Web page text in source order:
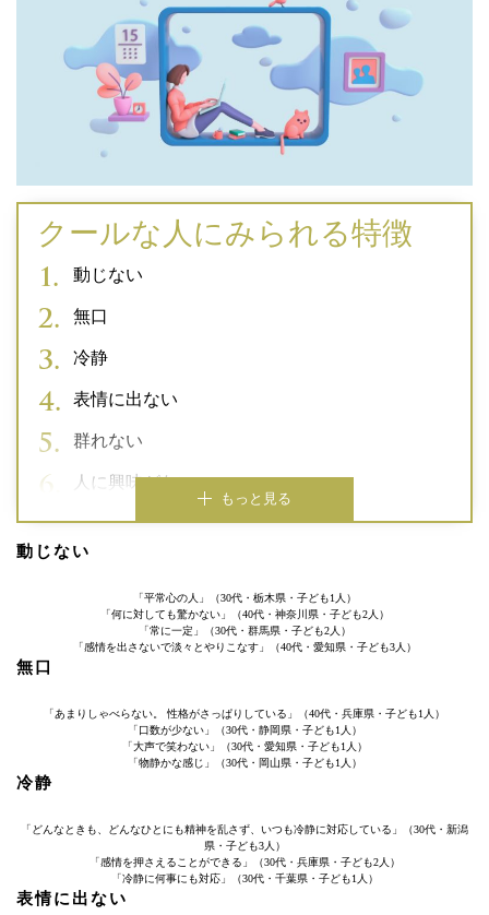
クールな人にみられる特徴
動じない
無口
冷静
表情に出ない
群れない
人に興味がない
もっと見る
動じない
「平常心の人」（30代・栃木県・子ども1人）
「何に対しても驚かない」（40代・神奈川県・子ども2人）
「常に一定」（30代・群馬県・子ども2人）
「感情を出さないで淡々とやりこなす」（40代・愛知県・子ども3人）
無口
「あまりしゃべらない。 性格がさっぱりしている」（40代・兵庫県・子ども1人）
「口数が少ない」（30代・静岡県・子ども1人）
「大声で笑わない」（30代・愛知県・子ども1人）
「物静かな感じ」（30代・岡山県・子ども1人）
冷静
「どんなときも、どんなひとにも精神を乱さず、いつも冷静に対応している」（30代・新潟
県・子ども3人）
「感情を押さえることができる」（30代・兵庫県・子ども2人）
「冷静に何事にも対応」（30代・千葉県・子ども1人）
表情に出ない